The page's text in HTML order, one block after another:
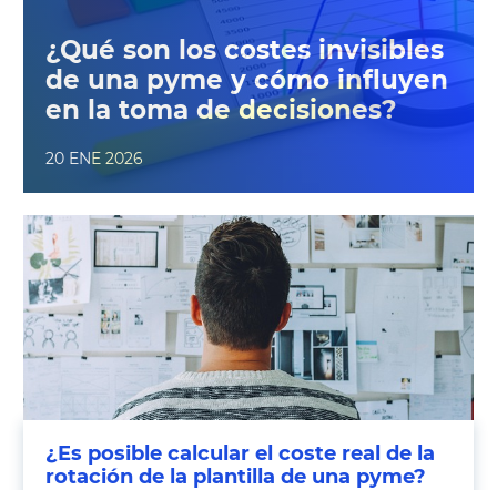
¿Qué son los costes invisibles
de una pyme y cómo influyen
en la toma de decisiones?
20 ENE 2026
¿Es posible calcular el coste real de la
rotación de la plantilla de una pyme?